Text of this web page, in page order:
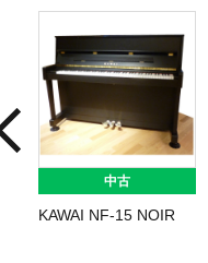
中古
KAWAI NF-15 NOIR